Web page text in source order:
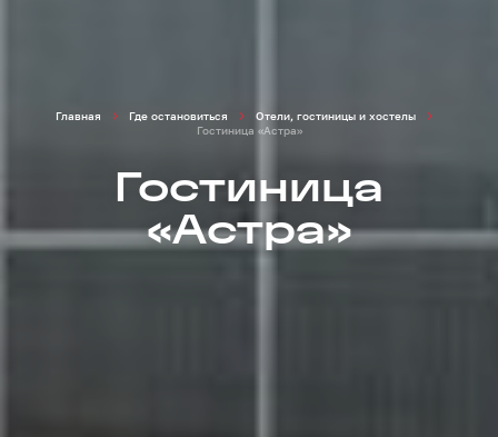
Главная Где остановиться
Отели, гостиницы и хостелы
Гостиница «Астра»
Гостиница
«Астра»